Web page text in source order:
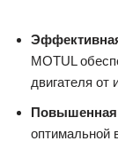
MOTUL
двигателя от
Повышенная
оптимальной